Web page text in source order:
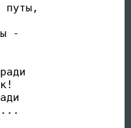
путы,
-